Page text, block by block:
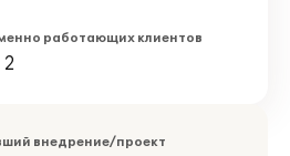
работающих клиентов
внедрение/проект